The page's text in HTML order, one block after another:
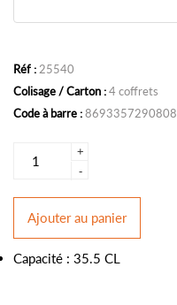
Réf : 25540
Colisage / Carton :4 coffrets
Code à barre :8693357290808
+
-
Ajouterau panier
Capacité : 35.5 CL